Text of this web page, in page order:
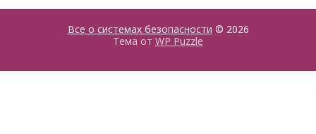
Все о системах безопасности © 2026
Тема от WP Puzzle